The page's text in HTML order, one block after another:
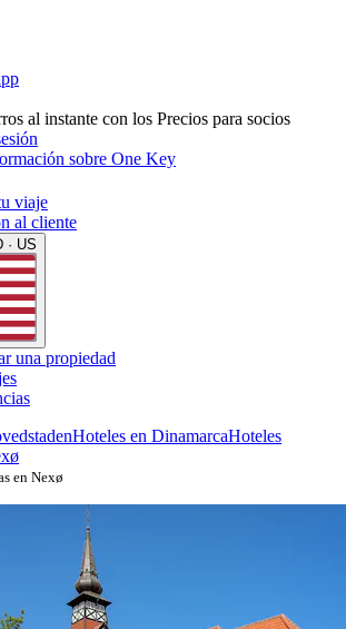
al instante con los Precios para socios
sobre One Key
viaje
al cliente
· US
una propiedad
Hoteles en DinamarcaHoteles
en Nexø